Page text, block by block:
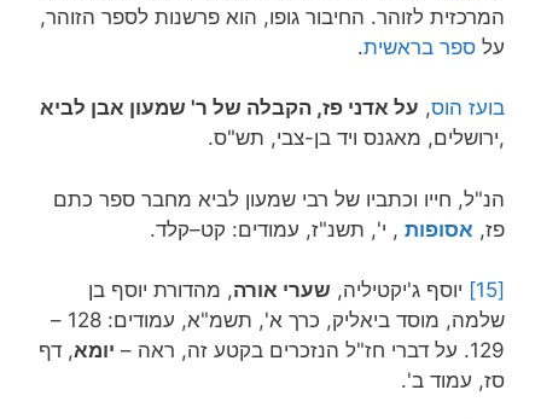
המרכזית לזוהר. החיבור גופו, הוא פרשנות לספר הזוהר,
על ספר בראשית.
בועז הוס, על אדני פז, הקבלה של ר' שמעון אבן לביא
,ירושלים, מאגנס ויד בן-צבי, תש"ס.
הנ"ל, חייו וכתביו של רבי שמעון לביא מחבר ספר כתם
פז, אסופות , י', תשנ"ז, עמודים: קט–קלד.
[15] יוסף ג'יקטיליה, שערי אורה, מהדורת יוסף בן
שלמה, מוסד ביאליק, כרך א', תשמ"א, עמודים: 128 –
129. על דברי חז"ל הנזכרים בקטע זה, ראה –
יומא, דף
סז, עמוד ב'.